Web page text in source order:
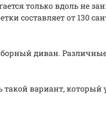
только вдоль не
составляет от 130
диван.
такой вариант, который